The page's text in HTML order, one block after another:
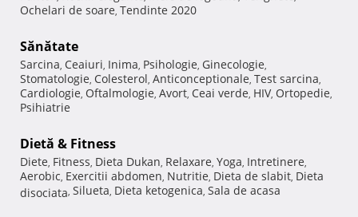
Ochelari de soare, Tendinte 2020
Sănătate
Sarcina, Ceaiuri, Inima, Psihologie, Ginecologie,
Stomatologie, Colesterol, Anticonceptionale, Test sarcina,
Cardiologie, Oftalmologie, Avort, Ceai verde, HIV, Ortopedie,
Psihiatrie
Dietă & Fitness
Diete, Fitness, Dieta Dukan, Relaxare, Yoga, Intretinere,
Aerobic, Exercitii abdomen, Nutritie, Dieta de slabit, Dieta
disociata, Silueta, Dieta ketogenica, Sala de acasa